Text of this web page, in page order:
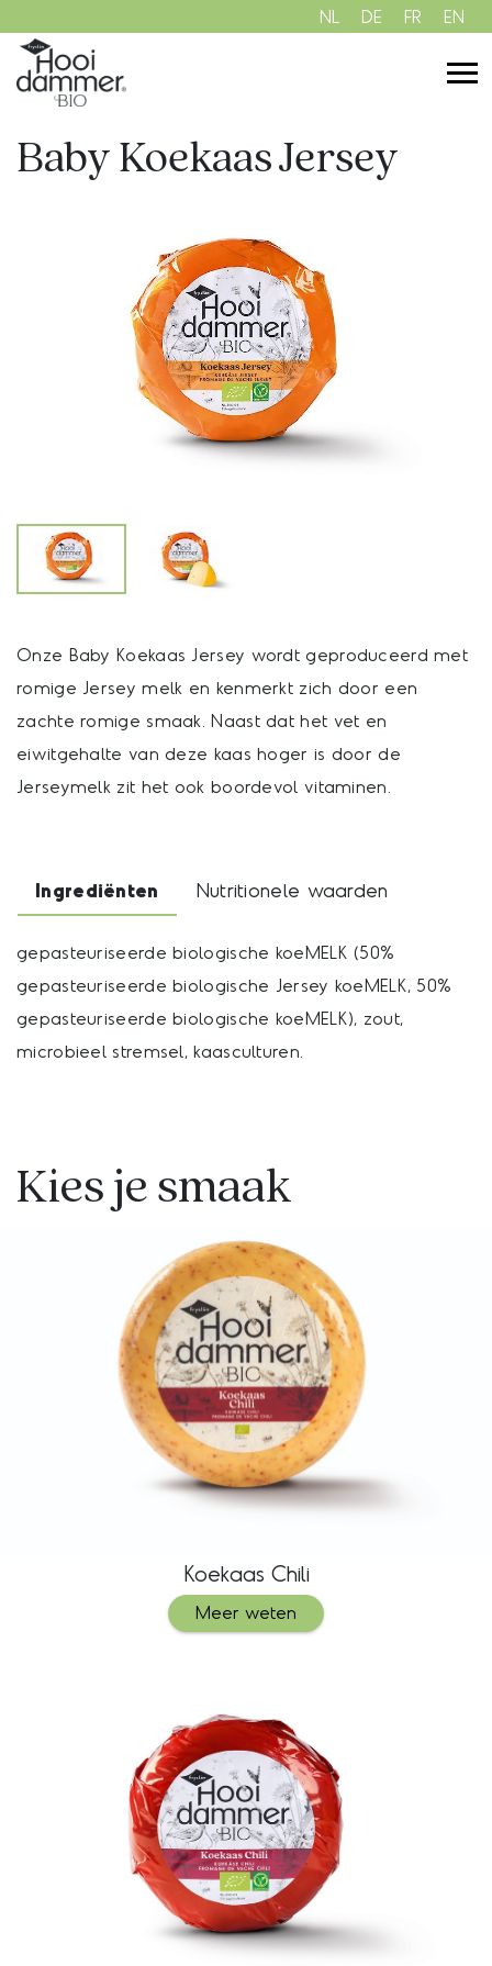
NL DE FR EN
Baby Koekaas Jersey
Onze Baby Koekaas Jersey wordt geproduceerd met
romige Jersey melk en kenmerkt zich door een
zachte romige smaak. Naast dat het vet en
eiwitgehalte van deze kaas hoger is door de
Jerseymelk zit het ook boordevol vitaminen.
Ingrediënten Nutritionele waarden
gepasteuriseerde biologische koeMELK (50%
gepasteuriseerde biologische Jersey koeMELK, 50%
gepasteuriseerde biologische koeMELK), zout,
microbieel stremsel, kaasculturen.
Kies je smaak
Koekaas Chili
Meer weten